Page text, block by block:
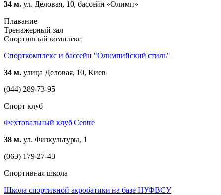
34 м. ул. Деловая, 10, бассейн «Олимп»
Плавание
Тренажерный зал
Спортивный комплекс
Спорткомплекс и бассейн "Олимпийский стиль"
34 м. улица Деловая, 10, Киев
(044) 289-73-95
Спорт клуб
Фехтовальный клуб Centre
38 м. ул. Физкультуры, 1
(063) 179-27-43
Спортивная школа
Школа спортивной акробатики на базе НУФВСУ